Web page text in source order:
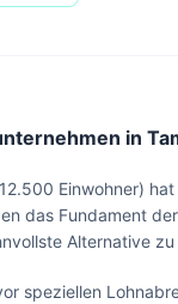
Lohn &
Sehen Sie
in
Einwohner)
das Fundament
Alternative
speziellen